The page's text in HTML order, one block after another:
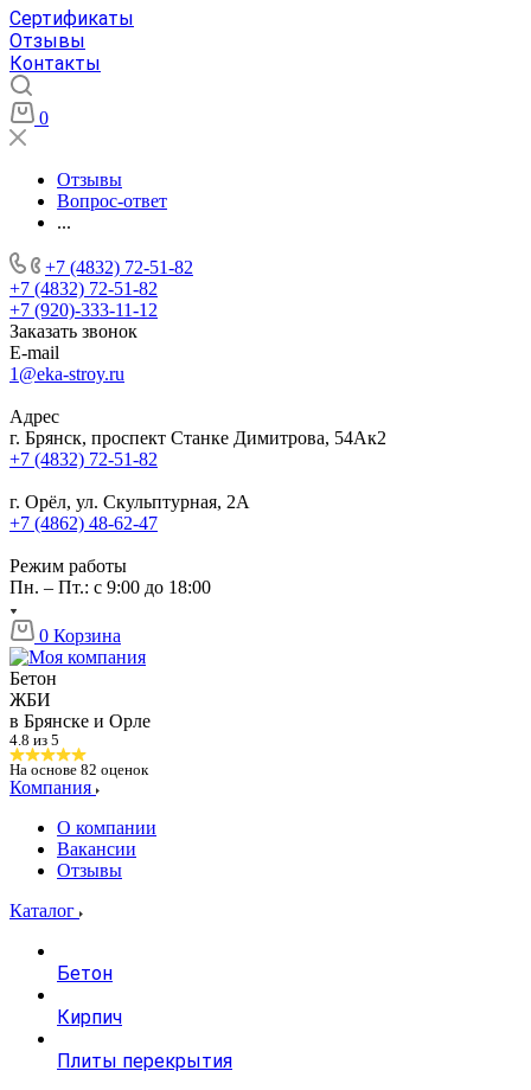
Сертификаты
Отзывы
Контакты
0
Отзывы
Вопрос-ответ
...
+7 (4832) 72-51-82
+7 (4832) 72-51-82
+7 (920)-333-11-12
Заказать звонок
E-mail
1@eka-stroy.ru
Адрес
г. Брянск, проспект Станке Димитрова, 54Ак2
+7 (4832) 72-51-82
г. Орёл, ул. Скульптурная, 2А
+7 (4862) 48-62-47
Режим работы
Пн. – Пт.: с 9:00 до 18:00
0 Корзина
Бетон
ЖБИ
в Брянске и Орле
4.8 из 5
На основе 82 оценок
Компания
О компании
Вакансии
Отзывы
Каталог
Бетон
Кирпич
Плиты перекрытия